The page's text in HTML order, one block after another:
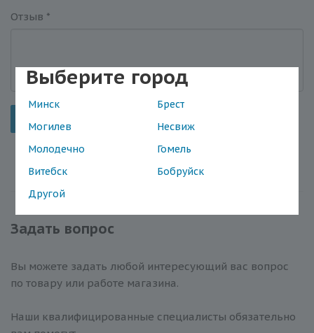
Выберите город
Минск
Брест
Могилев
Несвиж
Молодечно
Гомель
Витебск
Бобруйск
Другой
Отзыв *
Задать вопрос
Вы можете задать любой интересующий вас вопрос
по товару или работе магазина.
Наши квалифицированные специалисты обязательно